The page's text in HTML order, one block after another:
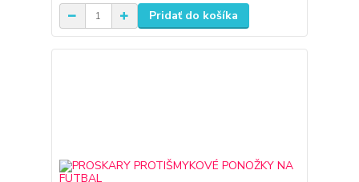
Pridať do košíka